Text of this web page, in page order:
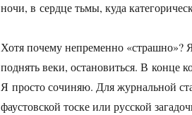
ночи, в сердце тьмы, куда
Хотя почему непременно «страшно»?
поднять веки, остановиться. В конце
Я просто сочиняю. Для журнальной
фаустовской тоске или русской